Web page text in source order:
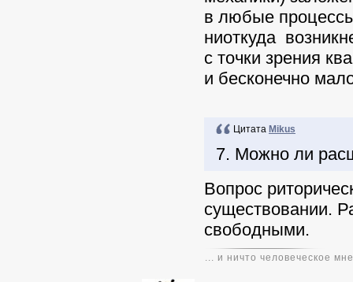
в любые
ниоткуда
с точки зрения
и бесконечно
Цитата Mikus
7. Можно ли
Вопрос
существовании.
свободными.
... и ничто человеческое